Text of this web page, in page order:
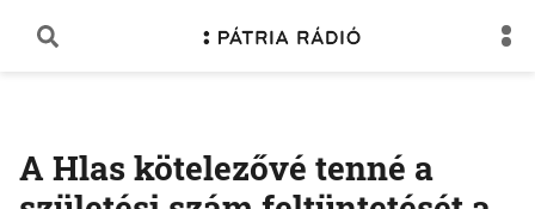
A Hlas kötelezővé tenné a